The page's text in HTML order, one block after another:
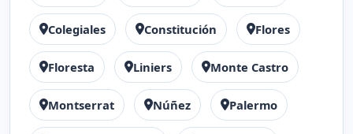
Colegiales Constitución Flores
Floresta Liniers Monte Castro
Montserrat Núñez Palermo